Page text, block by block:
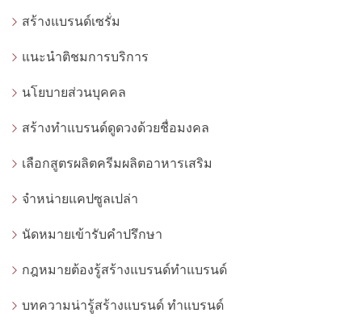
สร้างแบรนด์เซรั่ม
แนะนำติชมการบริการ
นโยบายส่วนบุคคล
สร้างทำแบรนด์ดูดวงด้วยชื่อมงคล
เลือกสูตรผลิตครีมผลิตอาหารเสริม
จำหน่ายแคปซูลเปล่า
นัดหมายเข้ารับคำปรึกษา
กฎหมายต้องรู้สร้างแบรนด์ทำแบรนด์
บทความน่ารู้สร้างแบรนด์ ทำแบรนด์